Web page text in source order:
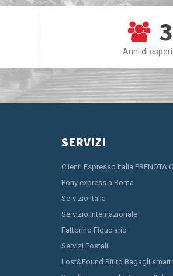
Anni di
SERVIZI
Clienti Espresso Italia PRENOTA
Pony express a Roma
Servizio Italia
Servizio Internazionale
Fattorino Fiduciario
Servizi Postali
Lost&Found Ritiro Bagagli